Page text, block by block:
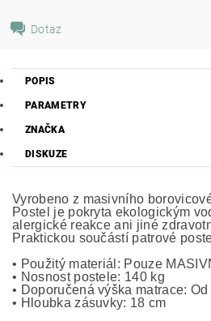
Dotaz
POPIS
PARAMETRY
ZNAČKA
DISKUZE
Vyrobeno z masivního
Postel je pokryta ekologickým
alergické reakce ani jiné
Praktickou součástí patrové
• Použitý materiál: Pouze
• Nosnost postele: 140 kg
• Doporučená výška matrace:
• Hloubka zásuvky: 18 cm